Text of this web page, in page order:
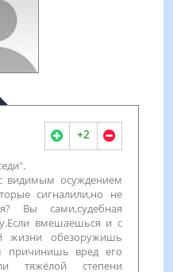
+2
видимым осуждением
сигналили,но не
Вы сами,судебная
вмешаешься и с
жизни обезоружишь
причинишь вред его
тяжёлой степени